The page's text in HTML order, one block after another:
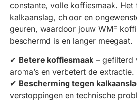
constante, volle koffiesmaak. Het
kalkaanslag, chloor en
geuren, waardoor jouw WMF
beschermd is en langer meegaat.
✔ Betere koffiesmaak – gefilterd
aroma’s en verbetert de extractie.
✔ Bescherming tegen
verstoppingen en technische